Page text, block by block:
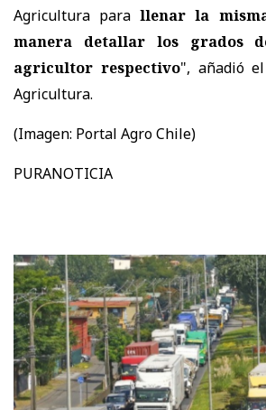
Agricultura parallenar la
manera detallar los grados
agricultor respectivo", añadió
Agricultura.
(Imagen: Portal Agro Chile)
PURANOTICIA